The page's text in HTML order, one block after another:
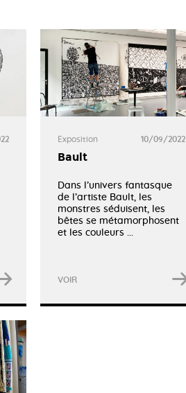
Exposition 10/09/2022
Bault
Dans l’univers fantasque
de l’artiste Bault, les
monstres séduisent, les
bêtes se métamorphosent
et les couleurs ...
VOIR